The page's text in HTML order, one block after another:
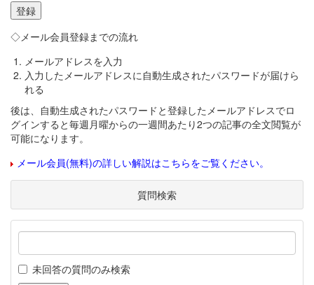
◇メール会員登録までの流れ
メールアドレスを入力
入力したメールアドレスに自動生成されたパスワードが届けら
れる
後は、自動生成されたパスワードと登録したメールアドレスでロ
グインすると毎週月曜からの一週間あたり2つの記事の全文閲覧が
可能になります。
メール会員(無料)の詳しい解説はこちらをご覧ください。
質問検索
未回答の質問のみ検索